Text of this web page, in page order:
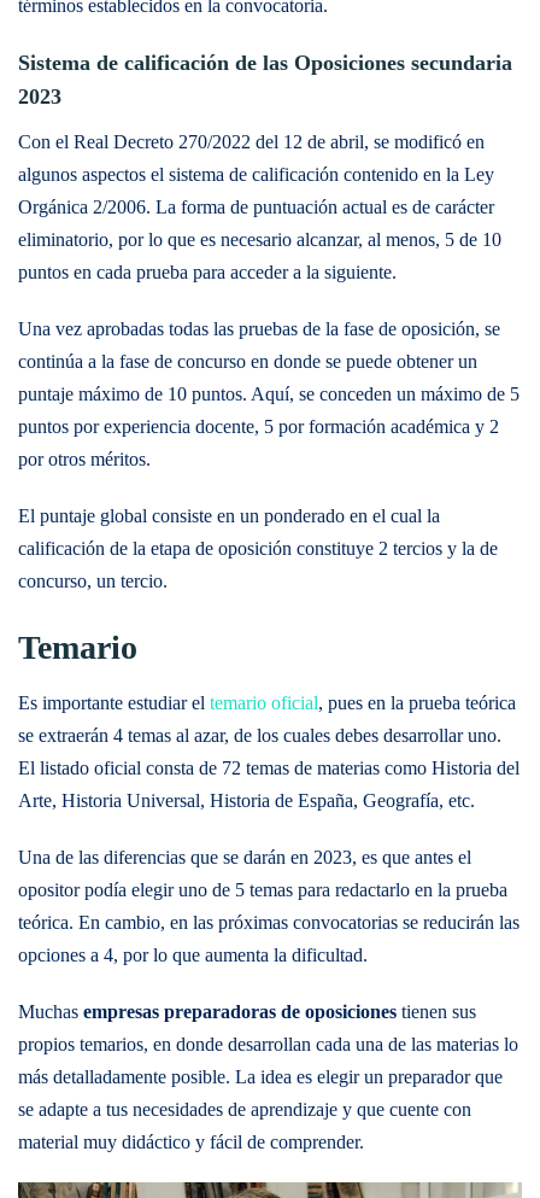
términos establecidos en la convocatoria.
Sistema de calificación de las Oposiciones secundaria
2023
Con el Real Decreto 270/2022 del 12 de abril, se modificó en
algunos aspectos el sistema de calificación contenido en la Ley
Orgánica 2/2006. La forma de puntuación actual es de carácter
eliminatorio, por lo que es necesario alcanzar, al menos, 5 de 10
puntos en cada prueba para acceder a la siguiente.
Una vez aprobadas todas las pruebas de la fase de oposición, se
continúa a la fase de concurso en donde se puede obtener un
puntaje máximo de 10 puntos. Aquí, se conceden un máximo de 5
puntos por experiencia docente, 5 por formación académica y 2
por otros méritos.
El puntaje global consiste en un ponderado en el cual la
calificación de la etapa de oposición constituye 2 tercios y la de
concurso, un tercio.
Temario
Es importante estudiar el temario oficial, pues en la prueba teórica
se extraerán 4 temas al azar, de los cuales debes desarrollar uno.
El listado oficial consta de 72 temas de materias como Historia del
Arte, Historia Universal, Historia de España, Geografía, etc.
Una de las diferencias que se darán en 2023, es que antes el
opositor podía elegir uno de 5 temas para redactarlo en la prueba
teórica. En cambio, en las próximas convocatorias se reducirán las
opciones a 4, por lo que aumenta la dificultad.
Muchas empresas preparadoras de oposiciones tienen sus
propios temarios, en donde desarrollan cada una de las materias lo
más detalladamente posible. La idea es elegir un preparador que
se adapte a tus necesidades de aprendizaje y que cuente con
material muy didáctico y fácil de comprender.